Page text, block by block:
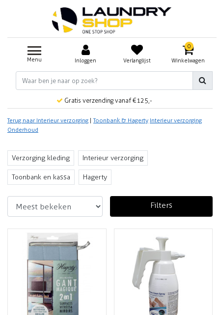
Menu Inloggen Verlanglijst
0
Winkelwagen
Gratis verzending vanaf €125,-
Terug naar Interieur verzorging |Toonbank & Hagerty Interieur verzorging
Onderhoud
Verzorging kleding Interieur verzorging
Toonbank en kassa Hagerty
Filters